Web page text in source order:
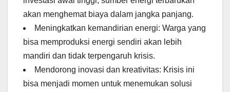
akan menghemat biaya dalam jangka panjang.
Meningkatkan kemandirian energi: Warga yang
bisa memproduksi energi sendiri akan lebih
mandiri dan tidak terpengaruh krisis.
Mendorong inovasi dan kreativitas: Krisis ini
bisa menjadi momen untuk menemukan solusi